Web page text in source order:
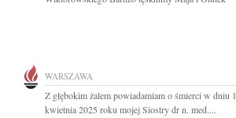
WARSZAWA
Z głębokim żalem powiadamiam o śmierci w dniu 1
kwietnia 2025 roku mojej Siostry dr n. med....